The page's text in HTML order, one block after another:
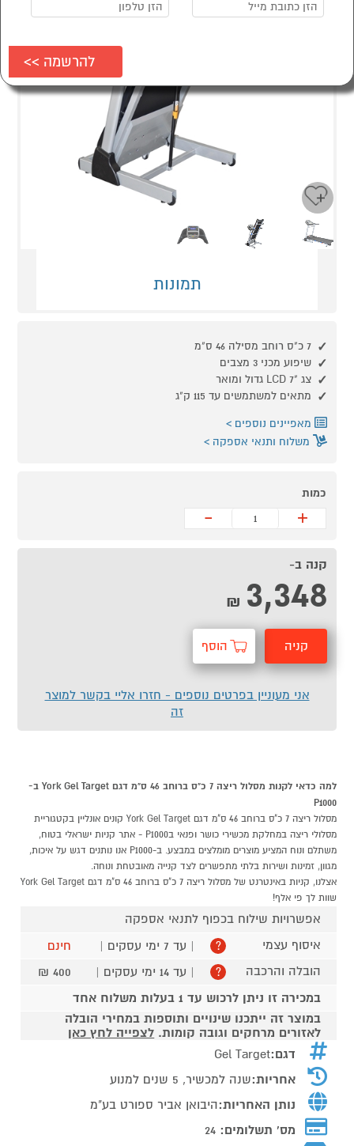
תמונות
7 כ"ס רוחב מסילה 46 ס"מ
שיפוע מכני 3 מצבים
צג "7 LCD גדול ומואר
מתאים למשתמשים עד 115 ק"ג
מאפיינים נוספים
משלוח ותנאי אספקה
כמות
+
-
קנה ב-
3,348
₪
קניה הוסף
אני מעוניין בפרטים נוספים - חזרו אליי בקשר למוצר
זה
למה כדאי לקנות מסלול ריצה 7 כ"ס ברוחב 46 ס"מ דגם York Gel Target ב-
P1000
מסלול ריצה 7 כ"ס ברוחב 46 ס"מ דגם York Gel Target קונים אונליין בקטגוריית
מסלולי ריצה במחלקת מכשירי כושר ופנאי בP1000 - אתר קניות ישראלי בטוח,
משתלם ונוח המציע מוצרים מומלצים במבצע. ב-P1000 אנו נותנים דגש על איכות,
מגוון, זמינות ושירות בלתי מתפשרים לצד קנייה מאובטחת ונוחה.
אצלנו, קניות באינטרנט של מסלול ריצה 7 כ"ס ברוחב 46 ס"מ דגם York Gel Target
שוות לך פי אלף!
אפשרויות שילוח בכפוף לתנאי אספקה
איסוף עצמי
? | עד 7 ימי עסקים |
חינם
הובלה והרכבה
? | עד 14 ימי עסקים |
400 ₪
במכירה זו ניתן לרכוש עד 1 בעלות משלוח אחד
במוצר זה ייתכנו שינויים ותוספות במחירי הובלה
לאזורים מרחקים וגובה קומות. לצפייה לחץ כאן
דגם:Gel Target
אחריות:שנה למכשיר, 5 שנים למנוע
נותן האחריות:היבואן אביר ספורט בע"מ
מס' תשלומים: 24